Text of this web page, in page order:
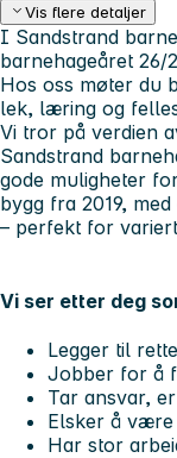
Vis flere detaljer
I Sandstrand
barnehageåret 26/
Hos oss møter du
lek, læring og
Vi tror på verdien
Sandstrand
gode muligheter
bygg fra 2019,
– perfekt for
Vi ser etter deg
Legger til
Jobber for å
Tar ansvar,
Elsker å være
Har stor